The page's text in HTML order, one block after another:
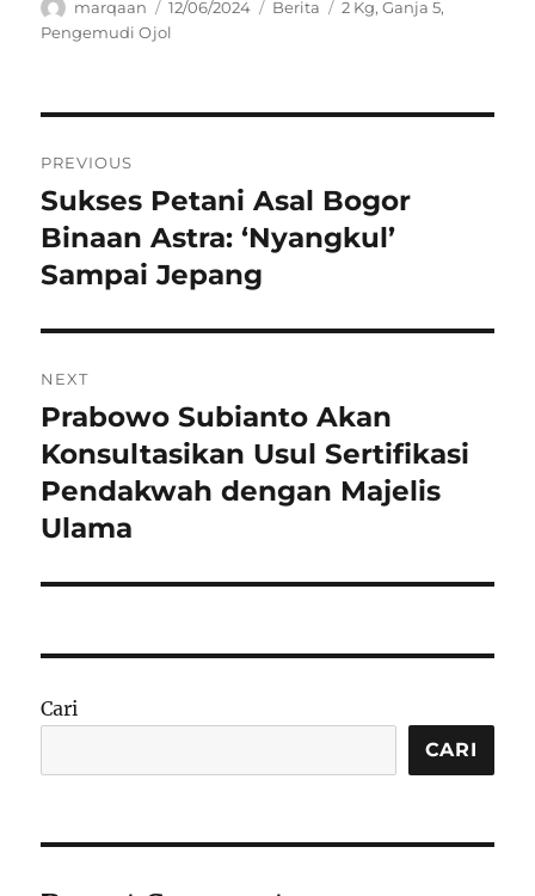
Author
marqaan
Posted
on
12/06/2024 Categories
Berita Tags
2 Kg,Ganja 5,
Pengemudi Ojol
pos
PREVIOUS
Previous
post:
Sukses Petani Asal Bogor
Binaan Astra: ‘Nyangkul’
Sampai Jepang
NEXT
Next
post:
Prabowo Subianto Akan
Konsultasikan Usul Sertifikasi
Pendakwah dengan Majelis
Ulama
Cari
CARI